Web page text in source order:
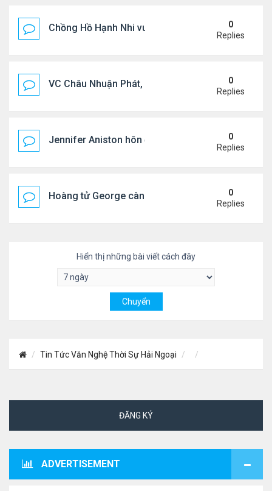
Chồng Hồ Hạnh Nhi vui vẻ ôm người cũ của vợ
0
Replies
VC Châu Nhuận Phát, Lưu Gia Linh viếng vợ cũ ..
0
Replies
Jennifer Aniston hôn đắm đuối bạn trai trên du
0
Replies
Hoàng tử George càng lớn càng điển trai0
Replies
Hiển thị những bài viết cách đây
Tin Tức Văn Nghệ Thời Sự Hải Ngoại
ĐĂNG KÝ
ADVERTISEMENT